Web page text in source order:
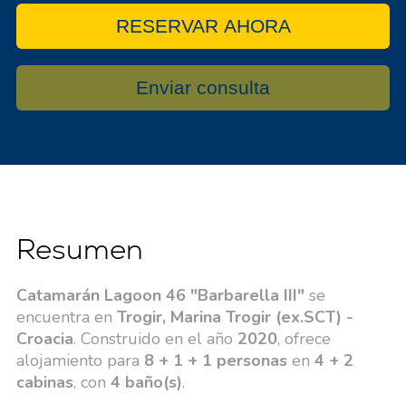
RESERVAR AHORA
Enviar consulta
Resumen
Catamarán Lagoon 46 "Barbarella III" se
encuentra en Trogir, Marina Trogir (ex.SCT) -
Croacia. Construido en el año 2020, ofrece
alojamiento para 8 + 1 + 1 personasen 4 + 2
cabinas, con 4 baño(s).